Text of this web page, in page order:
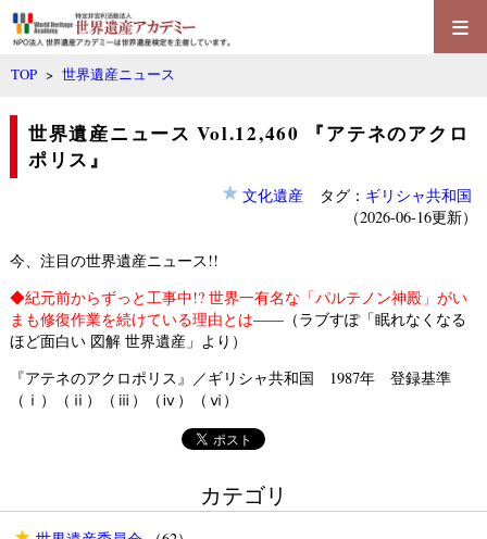
≡
TOP >世界遺産ニュース
世界遺産ニュース Vol.12,460 『アテネのアクロ
ポリス』
文化遺産タグ： ギリシャ共和国
（2026-06-16更新）
今、注目の世界遺産ニュース!!
◆紀元前からずっと工事中!? 世界一有名な「パルテノン神殿」がい
まも修復作業を続けている理由とは――（ラブすぽ「眠れなくなる
ほど面白い 図解 世界遺産」より）
『アテネのアクロポリス』／ギリシャ共和国 1987年 登録基準
（ⅰ）（ⅱ）（ⅲ）（ⅳ）（ⅵ）
カテゴリ